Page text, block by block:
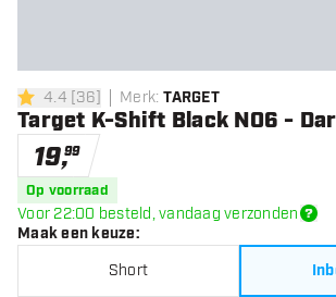
4.4 score sterren
4.4 [36] Merk: TARGET
Target K-Shift Black NO6 -
19,99
Op voorraad
Voor 22:00 besteld, vandaag verzonden
Maak een keuze:
Short